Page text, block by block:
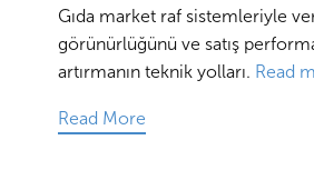
Gıda market raf sistemleriyle
görünürlüğünü ve satış
artırmanın teknik yolları. Read
Read More